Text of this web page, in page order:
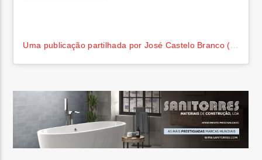
Uma publicação partilhada por José Castelo Branco (@jose_castelo_branco)